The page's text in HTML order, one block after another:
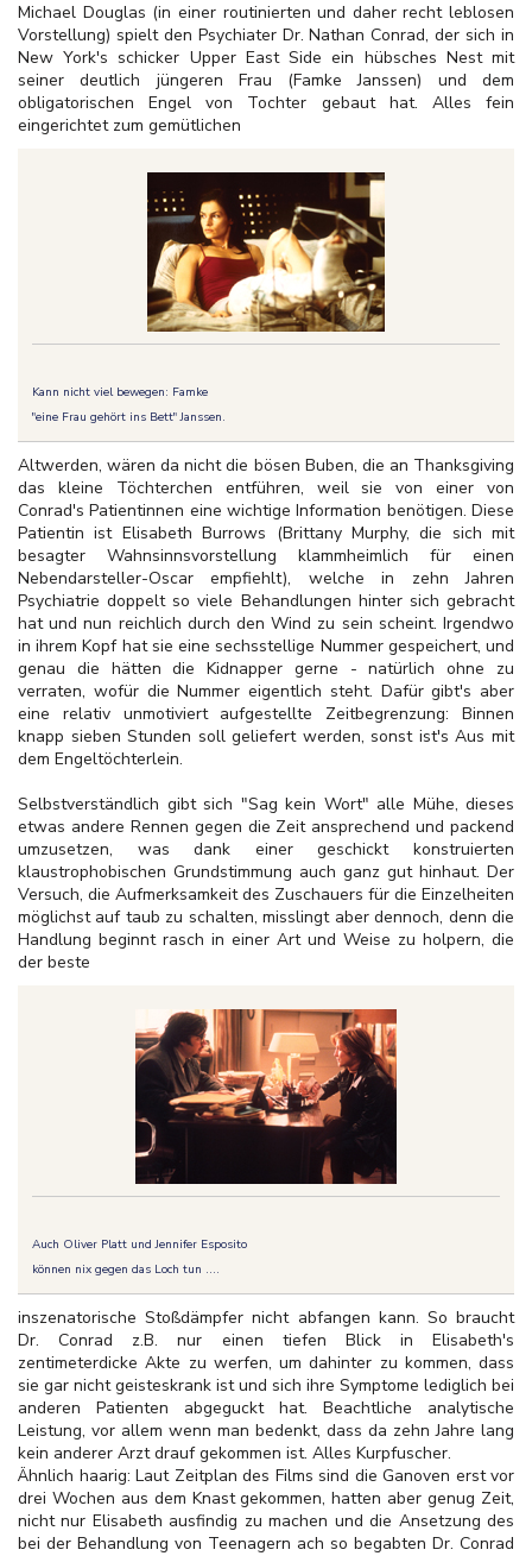
Michael Douglas (in einer routinierten und daher recht leblosen
Vorstellung) spielt den Psychiater Dr. Nathan Conrad, der sich in
New York's schicker Upper East Side ein hübsches Nest mit
seiner deutlich jüngeren Frau (Famke Janssen) und dem
obligatorischen Engel von Tochter gebaut hat. Alles fein
eingerichtet zum gemütlichen
Kann nicht viel bewegen: Famke
"eine Frau gehört ins Bett" Janssen.
Altwerden, wären da nicht die bösen Buben, die an Thanksgiving
das kleine Töchterchen entführen, weil sie von einer von
Conrad's Patientinnen eine wichtige Information benötigen. Diese
Patientin ist Elisabeth Burrows (Brittany Murphy, die sich mit
besagter Wahnsinnsvorstellung klammheimlich für einen
Nebendarsteller-Oscar empfiehlt), welche in zehn Jahren
Psychiatrie doppelt so viele Behandlungen hinter sich gebracht
hat und nun reichlich durch den Wind zu sein scheint. Irgendwo
in ihrem Kopf hat sie eine sechsstellige Nummer gespeichert, und
genau die hätten die Kidnapper gerne - natürlich ohne zu
verraten, wofür die Nummer eigentlich steht. Dafür gibt's aber
eine relativ unmotiviert aufgestellte Zeitbegrenzung: Binnen
knapp sieben Stunden soll geliefert werden, sonst ist's Aus mit
dem Engeltöchterlein.
Selbstverständlich gibt sich "Sag kein Wort" alle Mühe, dieses
etwas andere Rennen gegen die Zeit ansprechend und packend
umzusetzen, was dank einer geschickt konstruierten
klaustrophobischen Grundstimmung auch ganz gut hinhaut. Der
Versuch, die Aufmerksamkeit des Zuschauers für die Einzelheiten
möglichst auf taub zu schalten, misslingt aber dennoch, denn die
Handlung beginnt rasch in einer Art und Weise zu holpern, die
der beste
Auch Oliver Platt und Jennifer Esposito
können nix gegen das Loch tun ....
inszenatorische Stoßdämpfer nicht abfangen kann. So braucht
Dr. Conrad z.B. nur einen tiefen Blick in Elisabeth's
zentimeterdicke Akte zu werfen, um dahinter zu kommen, dass
sie gar nicht geisteskrank ist und sich ihre Symptome lediglich bei
anderen Patienten abgeguckt hat. Beachtliche analytische
Leistung, vor allem wenn man bedenkt, dass da zehn Jahre lang
kein anderer Arzt drauf gekommen ist. Alles Kurpfuscher.
Ähnlich haarig: Laut Zeitplan des Films sind die Ganoven erst vor
drei Wochen aus dem Knast gekommen, hatten aber genug Zeit,
nicht nur Elisabeth ausfindig zu machen und die Ansetzung des
bei der Behandlung von Teenagern ach so begabten Dr. Conrad